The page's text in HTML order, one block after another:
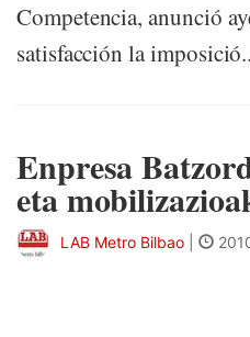
Competencia, anunció
satisfacción la
Enpresa
eta
LAB Metro Bilbao